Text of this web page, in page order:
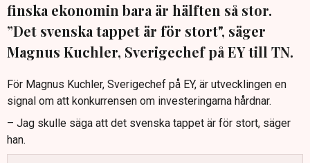
finska ekonomin bara är hälften så stor.
”Det svenska tappet är för stort", säger
Magnus Kuchler, Sverigechef på EY till TN.
För Magnus Kuchler, Sverigechef på EY, är utvecklingen en
signal om att konkurrensen om investeringarna hårdnar.
– Jag skulle säga att det svenska tappet är för stort, säger
han.